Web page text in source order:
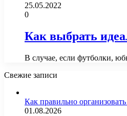
25.05.2022
0
Как выбрать
В случае, если футболки,
Свежие записи
Как правильно
01.08.2026